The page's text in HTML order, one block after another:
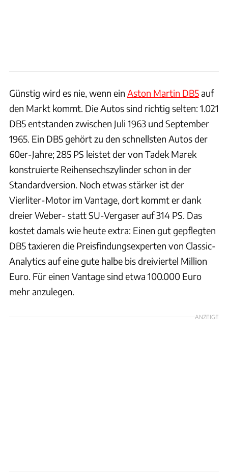
Günstig wird es nie, wenn ein Aston Martin DB5auf
den Markt kommt. Die Autos sind richtig selten: 1.021
DB5 entstanden zwischen Juli 1963 und September
1965. Ein DB5 gehört zu den schnellsten Autos der
60er-Jahre; 285 PS leistet der von Tadek Marek
konstruierte Reihensechszylinder schon in der
Standardversion. Noch etwas stärker ist der
Vierliter-Motor im Vantage, dort kommt er dank
dreier Weber- statt SU-Vergaser auf 314 PS. Das
kostet damals wie heute extra: Einen gut gepflegten
DB5 taxieren die Preisfindungsexperten von Classic-
Analytics auf eine gute halbe bis dreiviertel Million
Euro. Für einen Vantage sind etwa 100.000 Euro
mehr anzulegen.
ANZEIGE